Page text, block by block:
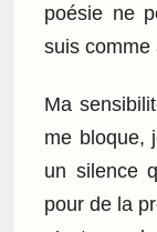
poésie ne
suis comme
Ma
me bloque,
un silence
pour de la